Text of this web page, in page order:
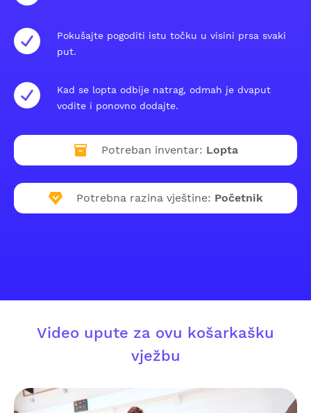
Pokušajte pogoditi istu točku u visini prsa svaki
put.
Kad se lopta odbije natrag, odmah je dvaput
vodite i ponovno dodajte.
Potreban inventar: Lopta
Potrebna razina vještine: Početnik
Video upute za ovu košarkašku
vježbu